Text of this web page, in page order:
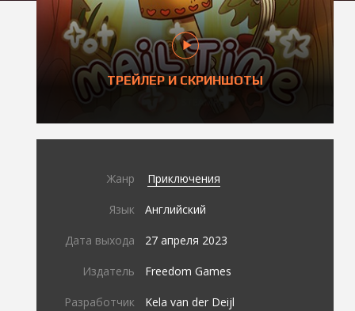
ТРЕЙЛЕР И СКРИНШОТЫ
Жанр Приключения
Язык Английский
Дата выхода 27 апреля 2023
Издатель Freedom Games
Разработчик Kela van der Deijl